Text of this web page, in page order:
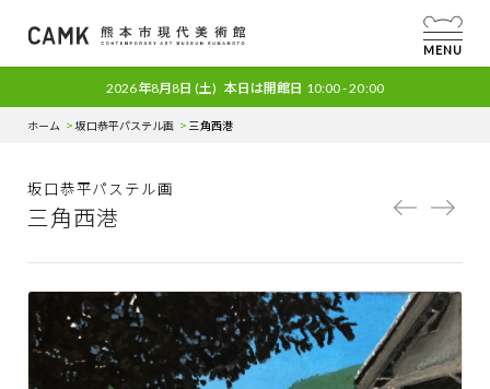
MENU
2026年8月8日 (土) 本日は開館日 10:00 - 20:00
ホーム 坂口恭平パステル画 三角西港
坂口恭平パステル画
三角西港